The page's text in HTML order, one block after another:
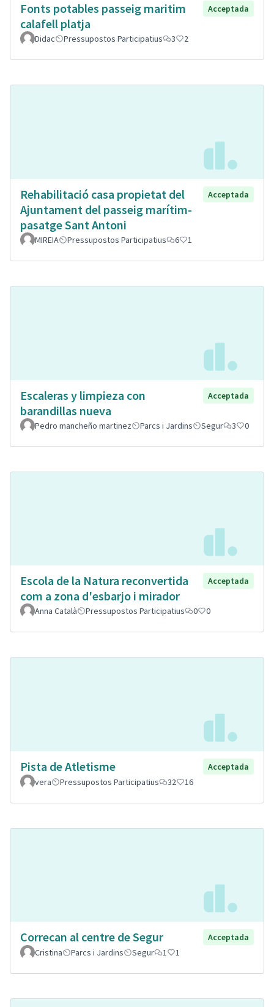
Fonts potables passeig maritim
calafell platja
Acceptada
Didac Pressupostos Participatius 3 2
Rehabilitació casa propietat del
Ajuntament del passeig marítim-
pasatge Sant Antoni
Acceptada
MIREIA Pressupostos Participatius 6 1
Escaleras y limpieza con
barandillas nueva
Acceptada
Pedro mancheño martinez Parcs i Jardins Segur 3 0
Escola de la Natura reconvertida
com a zona d'esbarjo i mirador
Acceptada
Anna Català Pressupostos Participatius 0 0
Pista de Atletisme
Acceptada
vera
Pressupostos Participatius 32 16
Correcan al centre de Segur
Acceptada
Cristina
Parcs i Jardins Segur 1 1